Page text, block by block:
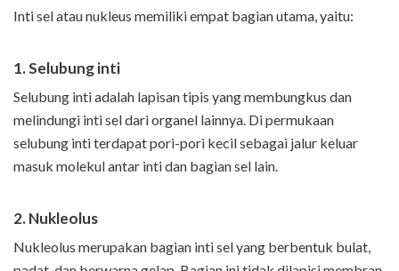
Inti sel atau nukleus memiliki empat bagian utama, yaitu:
1. Selubung inti
Selubung inti adalah lapisan tipis yang membungkus dan
melindungi inti sel dari organel lainnya. Di permukaan
selubung inti terdapat pori-pori kecil sebagai jalur keluar
masuk molekul antar inti dan bagian sel lain.
2. Nukleolus
Nukleolus merupakan bagian inti sel yang berbentuk bulat,